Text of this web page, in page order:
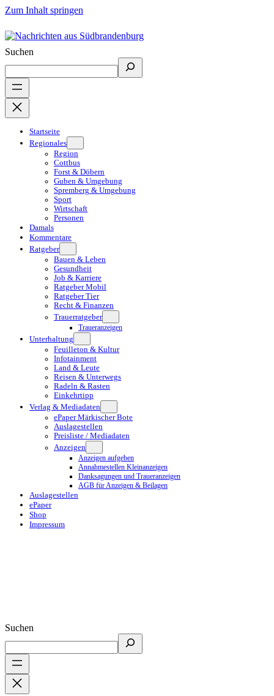
Zum Inhalt springen
Suchen
Startseite
Regionales
Region
Cottbus
Forst & Döbern
Guben & Umgebung
Spremberg & Umgebung
Sport
Wirtschaft
Personen
Damals
Kommentare
Ratgeber
Bauen & Leben
Gesundheit
Job & Karriere
Ratgeber Mobil
Ratgeber Tier
Recht & Finanzen
Trauerratgeber
Traueranzeigen
Unterhaltung
Feuilleton & Kultur
Infotainment
Land & Leute
Reisen & Unterwegs
Radeln & Rasten
Einkehrtipp
Verlag & Mediadaten
ePaper Märkischer Bote
Auslagestellen
Preisliste / Mediadaten
Anzeigen
Anzeigen aufgeben
Annahmestellen Kleinanzeigen
Danksagungen und Traueranzeigen
AGB für Anzeigen & Beilagen
Auslagestellen
ePaper
Shop
Impressum
Suchen